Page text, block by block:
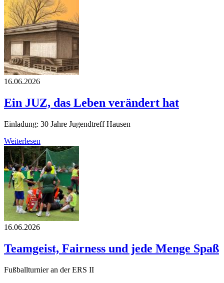
16.06.2026
Ein JUZ, das Leben verändert hat
Einladung: 30 Jahre Jugendtreff Hausen
Weiterlesen
16.06.2026
Teamgeist, Fairness und jede Menge Spaß
Fußballturnier an der ERS II